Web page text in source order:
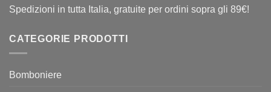
Spedizioni in tutta Italia, gratuite per ordini sopra gli 89€!
CATEGORIE PRODOTTI
Bomboniere